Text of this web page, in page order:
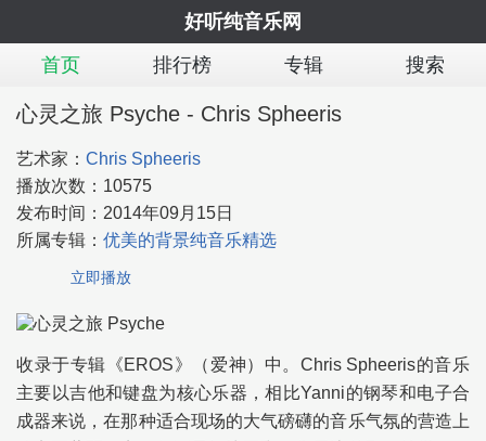
好听纯音乐网
首页
排行榜 专辑 搜索
心灵之旅 Psyche - Chris Spheeris
艺术家： Chris Spheeris
播放次数： 10575
发布时间： 2014年09月15日
所属专辑： 优美的背景纯音乐精选
立即播放
收录于专辑《EROS》（爱神）中。Chris Spheeris的音乐
主要以吉他和键盘为核心乐器，相比Yanni的钢琴和电子合
成器来说，在那种适合现场的大气磅礴的音乐气氛的营造上